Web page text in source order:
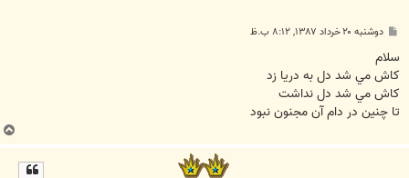
پ
ت
دوشنبه ۲۰ خرداد ۱۳۸۷, ۸:۱۲ ب.ظ
سلام
کاش مي شد دل به دريا زد
کاش مي شد دل نداشت
تا چنين در دام آن مجنون نبود
ب
ا